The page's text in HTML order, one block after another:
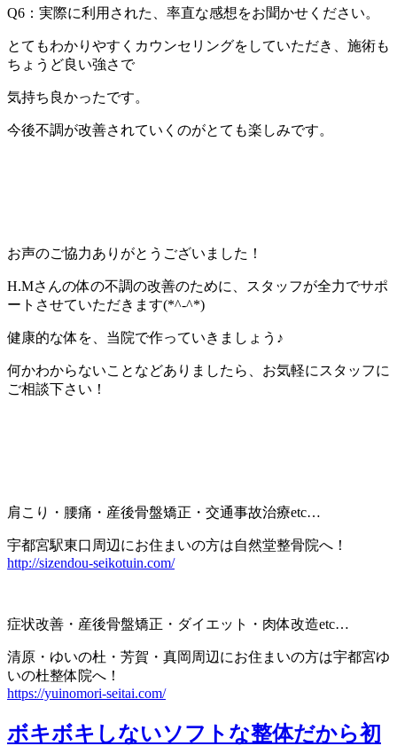
Q6：実際に利用された、率直な感想をお聞かせください。
とてもわかりやすくカウンセリングをしていただき、施術も
ちょうど良い強さで
気持ち良かったです。
今後不調が改善されていくのがとても楽しみです。
お声のご協力ありがとうございました！
H.Mさんの体の不調の改善のために、スタッフが全力でサポ
ートさせていただきます(*^-^*)
健康的な体を、当院で作っていきましょう♪
何かわからないことなどありましたら、お気軽にスタッフに
ご相談下さい！
肩こり・腰痛・産後骨盤矯正・交通事故治療etc…
宇都宮駅東口周辺にお住まいの方は自然堂整骨院へ！
http://sizendou-seikotuin.com/
症状改善・産後骨盤矯正・ダイエット・肉体改造etc…
清原・ゆいの杜・芳賀・真岡周辺にお住まいの方は宇都宮ゆ
いの杜整体院へ！
https://yuinomori-seitai.com/
ボキボキしないソフトな整体だから初